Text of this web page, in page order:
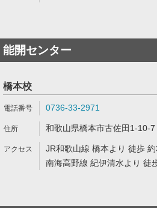
能開センター
橋本校
0736-33-2971
和歌山県橋本市古佐田1-10-7
JR和歌山線 橋本より 徒歩
南海高野線 紀伊清水より 徒